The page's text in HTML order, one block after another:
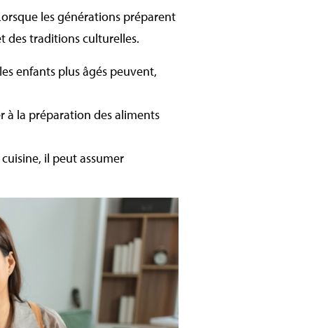
les générations préparent
des traditions culturelles.
enfants plus âgés peuvent,
à la préparation des aliments
il peut assumer